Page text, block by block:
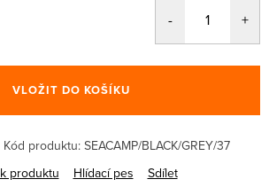
VLOŽIT DO KOŠÍKU
Kód produktu: SEACAMP/BLACK/GREY/37
produktu
Hlídací pes Sdílet